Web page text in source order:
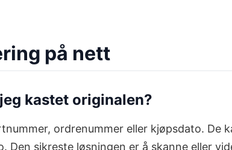
på nett
kastet originalen?
ordrenummer eller kjøpsdato. De
sikreste løsningen er å skanne eller